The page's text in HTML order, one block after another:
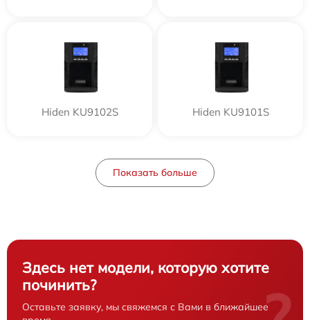
Hiden KU9102S Hiden KU9101S
Показать больше
Здесь нет модели, которую хотите
починить?
Оставьте заявку, мы свяжемся с Вами в ближайшее